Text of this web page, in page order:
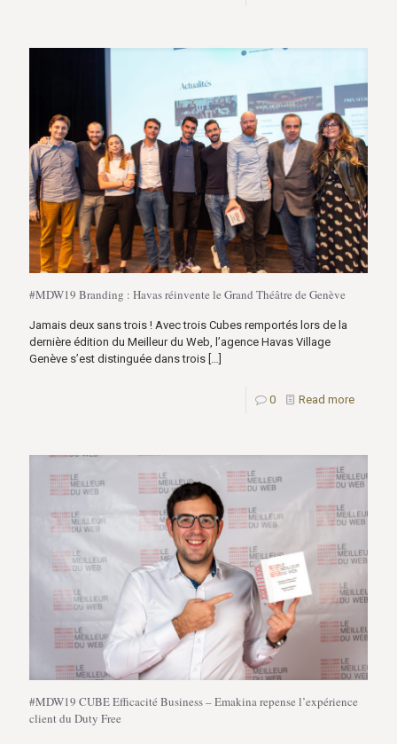
#MDW19 Branding : Havas réinvente le Grand Théâtre de Genève
Jamais deux sans trois ! Avec trois Cubes remportés lors de la
dernière édition du Meilleur du Web, l’agence Havas Village
Genève s’est distinguée dans trois
0 Read more
#MDW19 CUBE Efficacité Business – Emakina repense l’expérience
client du Duty Free